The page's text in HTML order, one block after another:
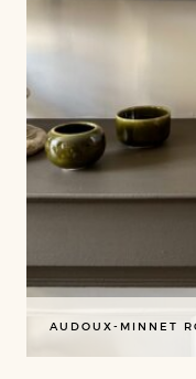
AUDOUX-MINNET